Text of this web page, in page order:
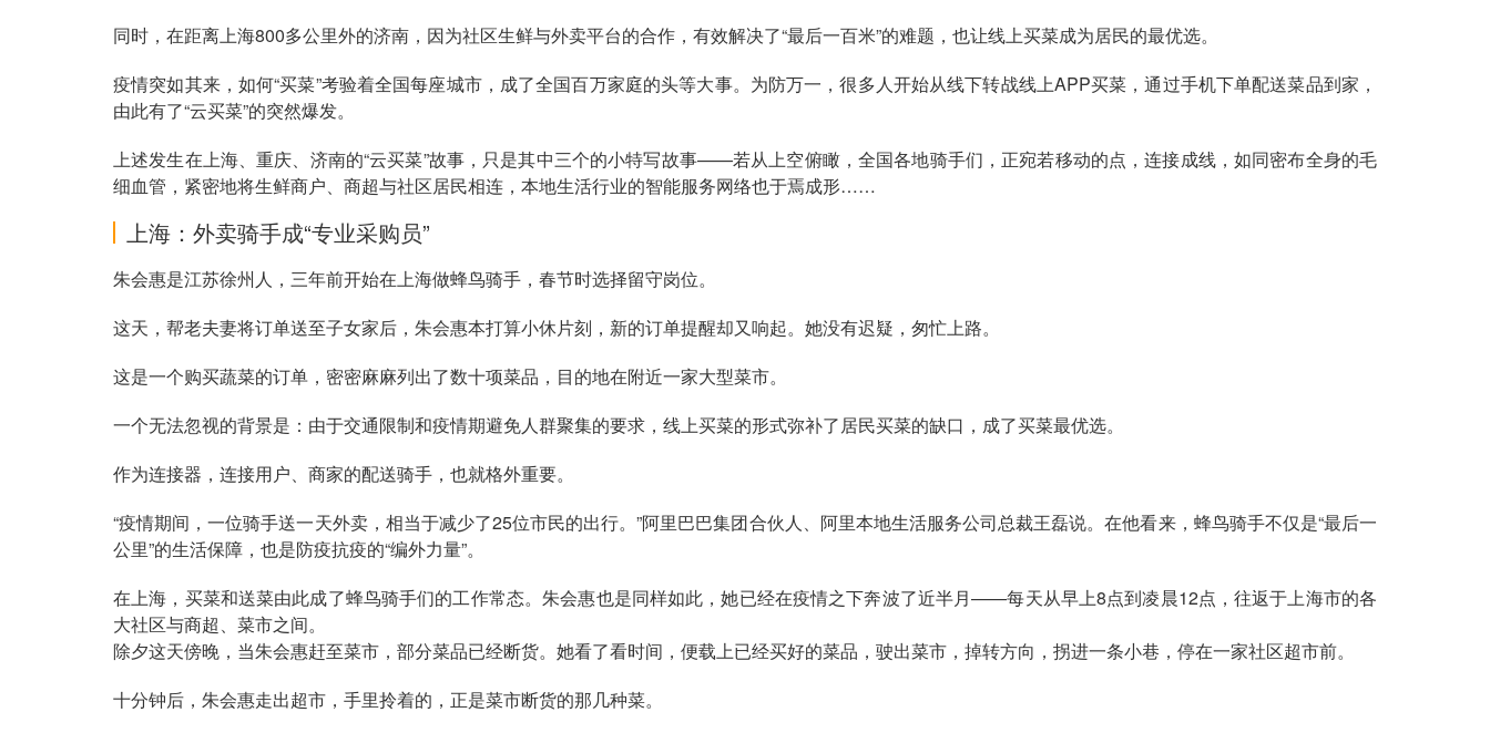
同时，在距离上海800多公里外的济南，因为社区生鲜与外卖平台的合作，有效解决了“最后一百米”的难题，也让线上买菜成为居民的最优选。
疫情突如其来，如何“买菜”考验着全国每座城市，成了全国百万家庭的头等大事。为防万一，很多人开始从线下转战线上APP买菜，通过手机下单配送菜品到家，
由此有了“云买菜”的突然爆发。
上述发生在上海、重庆、济南的“云买菜”故事，只是其中三个的小特写故事——若从上空俯瞰，全国各地骑手们，正宛若移动的点，连接成线，如同密布全身的毛
细血管，紧密地将生鲜商户、商超与社区居民相连，本地生活行业的智能服务网络也于焉成形……
上海：外卖骑手成“专业采购员”
朱会惠是江苏徐州人，三年前开始在上海做蜂鸟骑手，春节时选择留守岗位。
这天，帮老夫妻将订单送至子女家后，朱会惠本打算小休片刻，新的订单提醒却又响起。她没有迟疑，匆忙上路。
这是一个购买蔬菜的订单，密密麻麻列出了数十项菜品，目的地在附近一家大型菜市。
一个无法忽视的背景是：由于交通限制和疫情期避免人群聚集的要求，线上买菜的形式弥补了居民买菜的缺口，成了买菜最优选。
作为连接器，连接用户、商家的配送骑手，也就格外重要。
“疫情期间，一位骑手送一天外卖，相当于减少了25位市民的出行。”阿里巴巴集团合伙人、阿里本地生活服务公司总裁王磊说。在他看来，蜂鸟骑手不仅是“最后一
公里”的生活保障，也是防疫抗疫的“编外力量”。
在上海，买菜和送菜由此成了蜂鸟骑手们的工作常态。朱会惠也是同样如此，她已经在疫情之下奔波了近半月——每天从早上8点到凌晨12点，往返于上海市的各
大社区与商超、菜市之间。
除夕这天傍晚，当朱会惠赶至菜市，部分菜品已经断货。她看了看时间，便载上已经买好的菜品，驶出菜市，掉转方向，拐进一条小巷，停在一家社区超市前。
十分钟后，朱会惠走出超市，手里拎着的，正是菜市断货的那几种菜。